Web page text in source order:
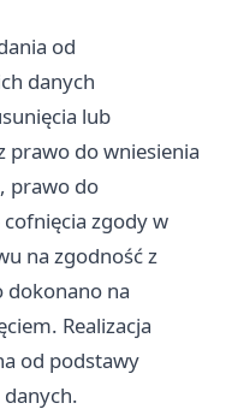
od
danych
lub
prawo do wniesienia
prawo do
zgody w
na zgodność z
na
Realizacja
od podstawy